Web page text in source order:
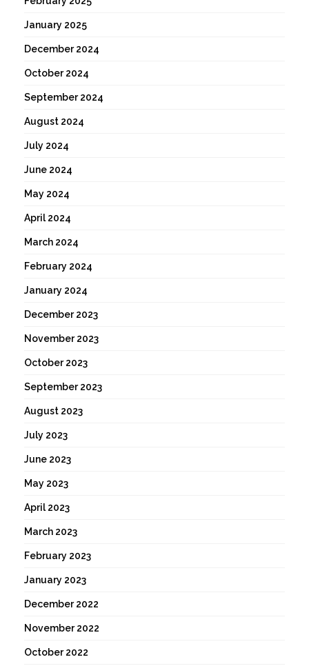
January 2025
December 2024
October 2024
September 2024
August 2024
July 2024
June 2024
May 2024
April 2024
March 2024
February 2024
January 2024
December 2023
November 2023
October 2023
September 2023
August 2023
July 2023
June 2023
May 2023
April 2023
March 2023
February 2023
January 2023
December 2022
November 2022
October 2022